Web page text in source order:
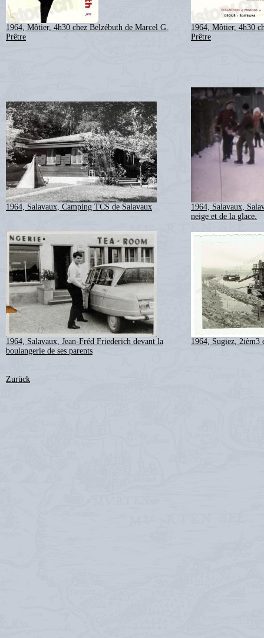
1964, Môtier, 4h30 chez Belzébuth de Marcel G.
Prêtre
1964, Môtier, 4h30
Prêtre
1964, Salavaux, Camping TCS de Salavaux
1964, Salavaux,
neige et de la glace.
1964, Salavaux, Jean-Fréd Friederich devant la
boulangerie de ses parents
1964, Sugiez, 2ièm3
Zurück